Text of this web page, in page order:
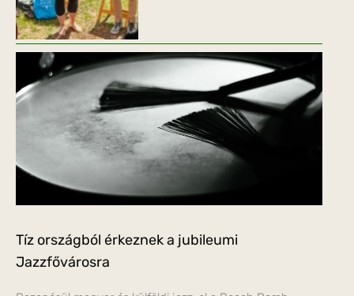
Tíz országból érkeznek a jubileumi
Jazzfővárosra